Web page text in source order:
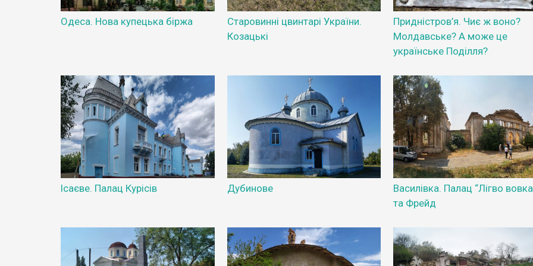
Одеса. Нова купецька біржа
Старовинні цвинтарі України.
Козацькі
Придністров’я. Чиє ж воно?
Молдавське? А може це
українське Поділля?
Ісаєве. Палац Курісів Дубинове
Василівка. Палац “Лігво
та Фрейд